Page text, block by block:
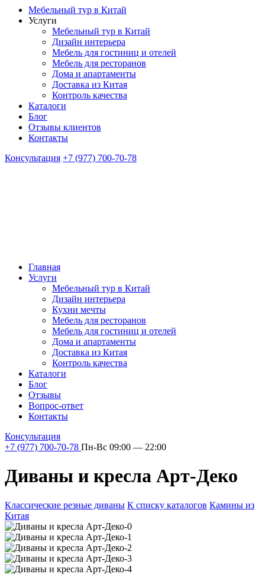
Мебельный тур в Китай
Услуги
Мебельный тур в Китай
Дизайн интерьера
Мебель для гостиниц и отелей
Мебель для ресторанов
Дома и апартаменты
Доставка из Китая
Контроль качества
Каталоги
Блог
Отзывы клиентов
Контакты
Консультация +7 (977) 700-70-78
Главная
Услуги
Мебельный тур в Китай
Дизайн интерьера
Кухни мечты
Мебель для ресторанов
Мебель для гостиниц и отелей
Дома и апартаменты
Доставка из Китая
Контроль качества
Каталоги
Блог
Отзывы
Вопрос-ответ
Контакты
Консультация
+7 (977) 700-70-78 Пн-Вс 09:00 — 22:00
Диваны и кресла Арт-Деко
Классические резные диваны К списку каталогов Камины из
Китая